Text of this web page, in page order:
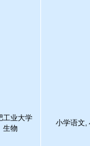
工业大学
生物
小学语文,